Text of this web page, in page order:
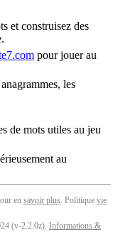
et construisez des
pour jouer au
les
de mots utiles au jeu
au
en savoir plus. Politique vie
(v-2.2.0z). Informations &